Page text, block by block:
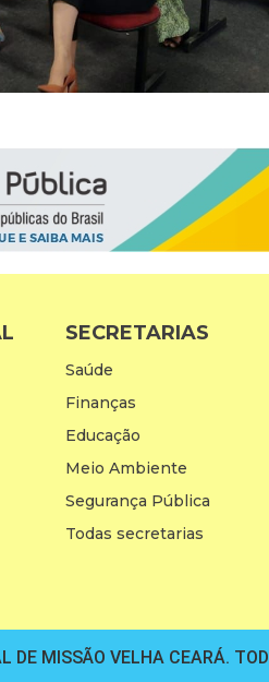
SECRETARIAS
Saúde
Finanças
Educação
Meio Ambiente
Segurança Pública
Todas secretarias
DE MISSÃO VELHA CEARÁ.